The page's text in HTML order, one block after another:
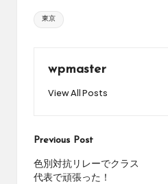
Tags:
東京
wpmaster
View All Posts
Post
navigation
Previous Post
色別対抗リレーでクラス
代表で頑張った！